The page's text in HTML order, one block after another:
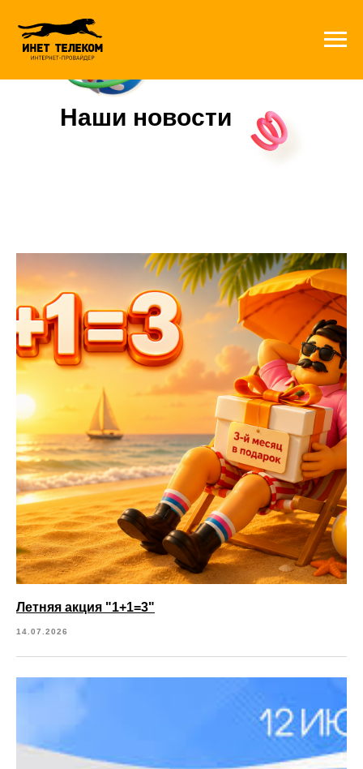
Наши новости
Летняя акция "1+1=3"
14.07.2026